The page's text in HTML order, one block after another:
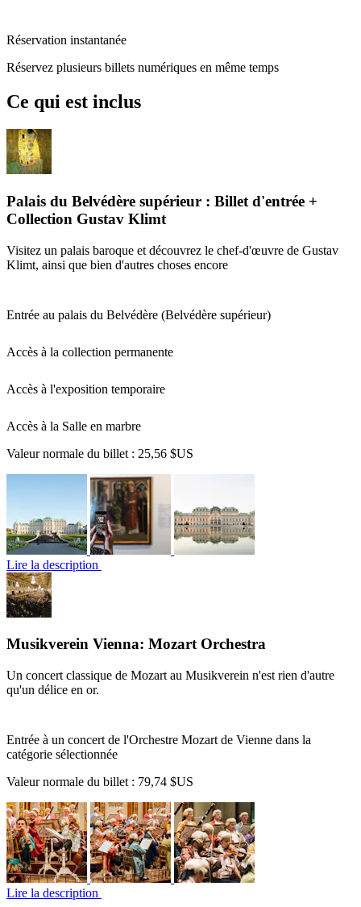
Réservation instantanée
Réservez plusieurs billets numériques en même temps
Ce qui est inclus
Palais du Belvédère supérieur : Billet d'entrée +
Collection Gustav Klimt
Visitez un palais baroque et découvrez le chef-d'œuvre de Gustav
Klimt, ainsi que bien d'autres choses encore
Entrée au palais du Belvédère (Belvédère supérieur)
Accès à la collection permanente
Accès à l'exposition temporaire
Accès à la Salle en marbre
Valeur normale du billet : 25,56 $US
Lire la description
Musikverein Vienna: Mozart Orchestra
Un concert classique de Mozart au Musikverein n'est rien d'autre
qu'un délice en or.
Entrée à un concert de l'Orchestre Mozart de Vienne dans la
catégorie sélectionnée
Valeur normale du billet : 79,74 $US
Lire la description